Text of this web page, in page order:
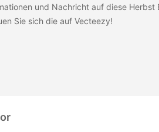
und Nachricht auf diese Herbst
Sie sich die auf Vecteezy!